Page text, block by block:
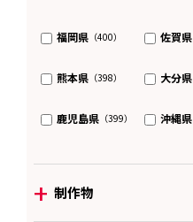
福岡県（400） 佐賀県
熊本県（398） 大分県
鹿児島県（399） 沖縄県
+ 制作物